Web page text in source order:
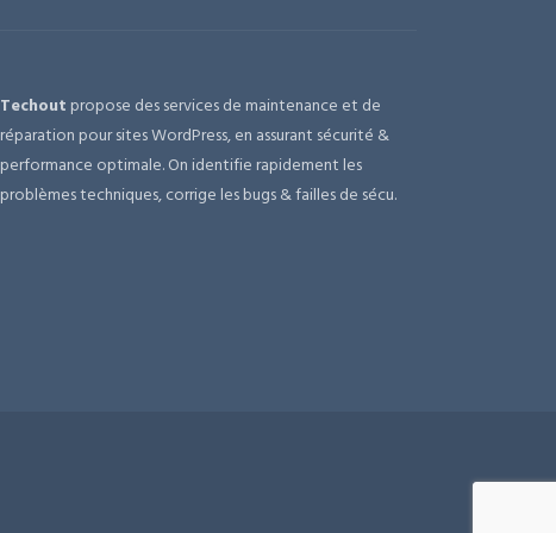
Techout propose des services de maintenance et de
réparation pour sites WordPress, en assurant sécurité &
performance optimale. On identifie rapidement les
problèmes techniques, corrige les bugs & failles de sécu.